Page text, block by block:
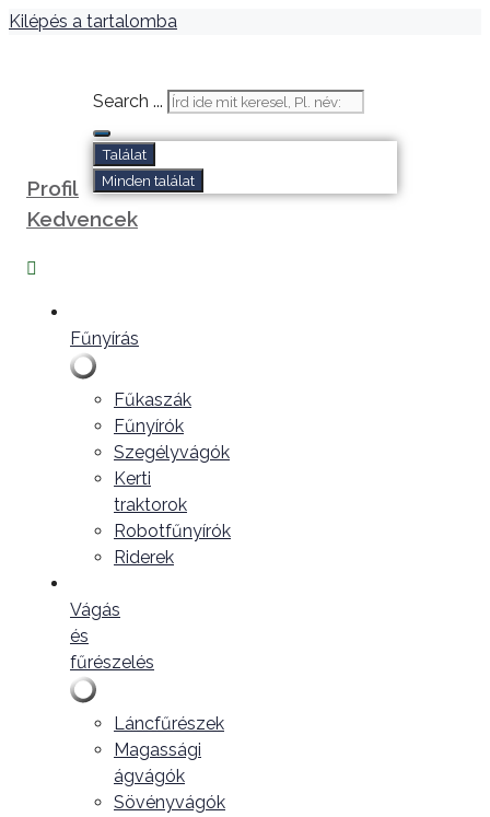
Kilépés a tartalomba
Search ...
Találat
Minden találat
Profil
Kedvencek
Fűnyírás
Fűkaszák
Fűnyírók
Szegélyvágók
Kerti
traktorok
Robotfűnyírók
Riderek
Vágás
és
fűrészelés
Láncfűrészek
Magassági
ágvágók
Sövényvágók